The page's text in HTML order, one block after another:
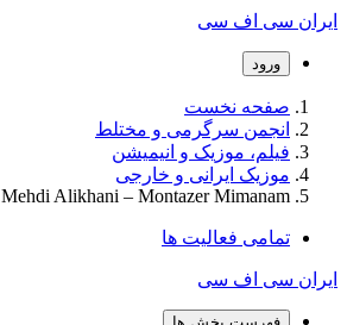
ایران سی اف سی
ورود
صفحه نخست
انجمن سرگرمی و مختلط
فیلم، موزیک و انیمیشن
موزیک ایرانی و خارجی
Mehdi Alikhani – Montazer Mimanam
تمامی فعالیت ها
ایران سی اف سی